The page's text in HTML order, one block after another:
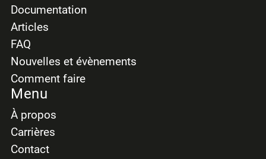
Documentation
Articles
FAQ
Nouvelles et évènements
Comment faire
Menu
À propos
Carrières
Contact